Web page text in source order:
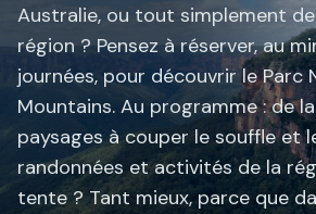
Australie, ou tout simplement
région ? Pensez à réserver, au
journées, pour découvrir le Parc
Mountains. Au programme : de
paysages à couper le souffle et
randonnées et activités de la
tente ? Tant mieux, parce que